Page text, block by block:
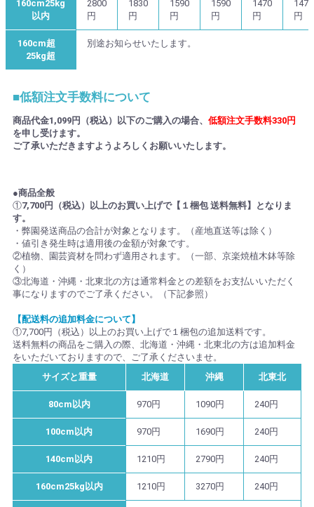
160cm25kg
以内
2800
円
1830
円
1590
円
1590
円
1470
円
1470
円
160cm超
25kg超
別途お知らせいたします。
■低額注文手数料について
商品代金1,099円（税込）以下のご購入の場合、 低額注文手数料330円
を申し受けます。
ご了承いただきますようよろしくお願いいたします。
●商品全般
①7,700円（税込）以上のお買い上げで【１梱包 送料無料】となりま
す。
・弊園発送商品の合計が対象となります。（産地直送等は除く）
・値引き発生時は適用後の金額が対象です。
②植物、園芸資材を問わず適用されます。（一部、京楽焼植木鉢等除
く）
③北海道・沖縄・北東北の方は通常料金との差額をお支払いいただく
事になりますのでご了承ください。（下記参照）
【配送料の追加料金について】
①7,700円（税込）以上のお買い上げで１梱包の追加送料です。
送料無料の商品をご購入の際、北海道・沖縄・北東北の方は追加料金
をいただいておりますので、ご了承くださいませ。
サイズと重量
北海道 沖縄 北東北
80cm以内 970円 1090円 240円
100cm以内 970円 1690円 240円
140cm以内 1210円 2790円 240円
160cm25kg以内 1210円 3270円 240円